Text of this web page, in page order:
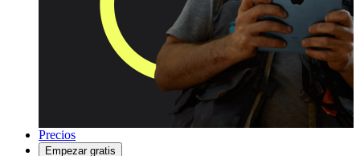
Precios
Empezar gratis